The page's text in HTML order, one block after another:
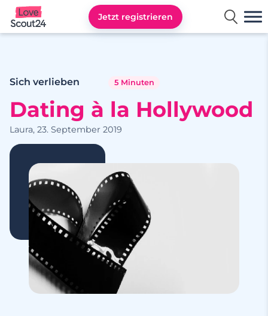
Lovescout24
Jetzt registrieren
Sich verlieben 5 Minuten
Dating à la Hollywood
Laura, 23. September 2019